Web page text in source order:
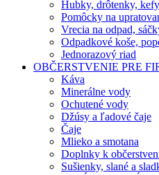
Hubky, drôtenky, kefy
Pomôcky na
Vrecia na odpad,
Odpadkové koše,
Jednorazový riad
OBČERSTVENIE PRE
Káva
Minerálne vody
Ochutené vody
Džúsy a ľadové čaje
Čaje
Mlieko a smotana
Doplnky k
Sušienky, slané a